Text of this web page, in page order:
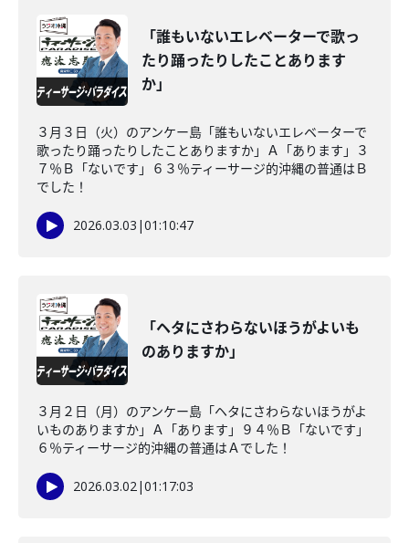
「誰もいないエレベーターで歌っ
たり踊ったりしたことあります
か」
３月３日（火）のアンケー島「誰もいないエレベーターで
歌ったり踊ったりしたことありますか」Ａ「あります」３
７％Ｂ「ないです」６３％ティーサージ的沖縄の普通はＢ
でした！
2026.03.03 |01:10:47
「ヘタにさわらないほうがよいも
のありますか」
３月２日（月）のアンケー島「ヘタにさわらないほうがよ
いものありますか」Ａ「あります」９４％Ｂ「ないです」
６％ティーサージ的沖縄の普通はＡでした！
2026.03.02|01:17:03